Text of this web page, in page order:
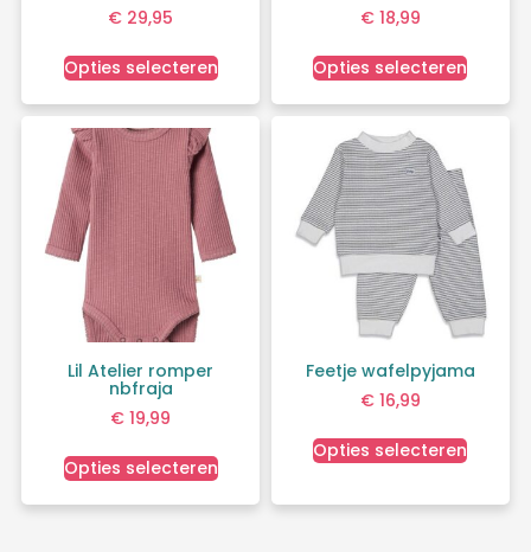
€ 29,95
Opties selecteren
€18,99
Opties selecteren
Lil Atelier romper
nbfraja
€ 19,99
Opties selecteren
Feetje wafelpyjama
€16,99
Opties selecteren